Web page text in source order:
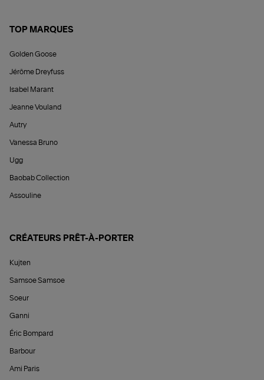
TOP MARQUES
Golden Goose
Jérôme Dreyfuss
Isabel Marant
Jeanne Vouland
Autry
Vanessa Bruno
Ugg
Baobab Collection
Assouline
CRÉATEURS PRÊT-À-PORTER
Kujten
Samsoe Samsoe
Soeur
Ganni
Éric Bompard
Barbour
Ami Paris